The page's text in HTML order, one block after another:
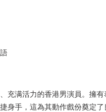
充满活力的香港男演員。擁
身手，這為其動作戲份奠定了